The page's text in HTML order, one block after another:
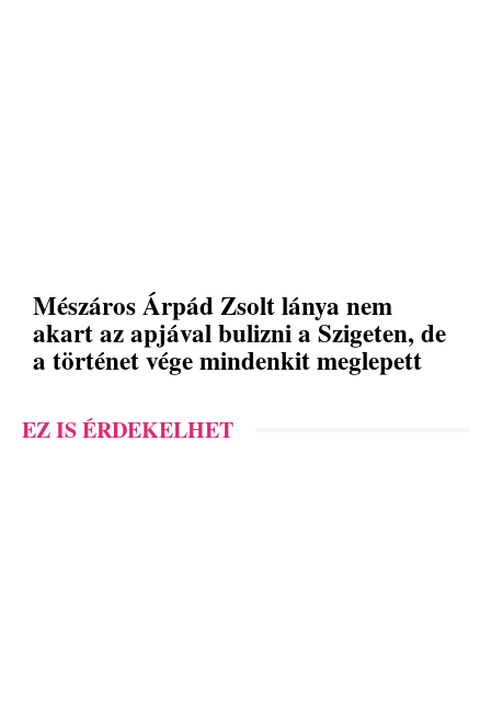
Mészáros Árpád Zsolt lánya nem
akart az apjával bulizni a Szigeten, de
a történet vége mindenkit meglepett
EZ IS ÉRDEKELHET